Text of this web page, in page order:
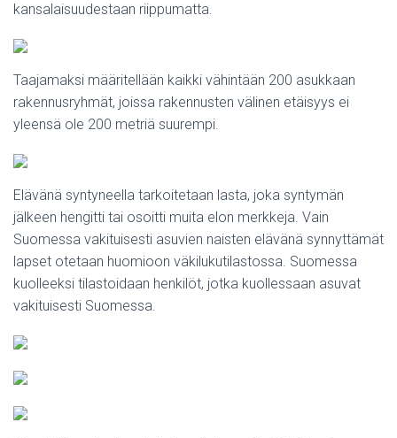
kansalaisuudestaan riippumatta.
Taajamaksi määritellään kaikki vähintään 200 asukkaan
rakennusryhmät, joissa rakennusten välinen etäisyys ei
yleensä ole 200 metriä suurempi.
Elävänä syntyneella tarkoitetaan lasta, joka syntymän
jälkeen hengitti tai osoitti muita elon merkkeja. Vain
Suomessa vakituisesti asuvien naisten elävänä synnyttämät
lapset otetaan huomioon väkilukutilastossa. Suomessa
kuolleeksi tilastoidaan henkilöt, jotka kuollessaan asuvat
vakituisesti Suomessa.